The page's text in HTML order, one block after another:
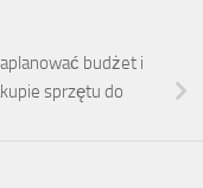
budżet i
sprzętu do